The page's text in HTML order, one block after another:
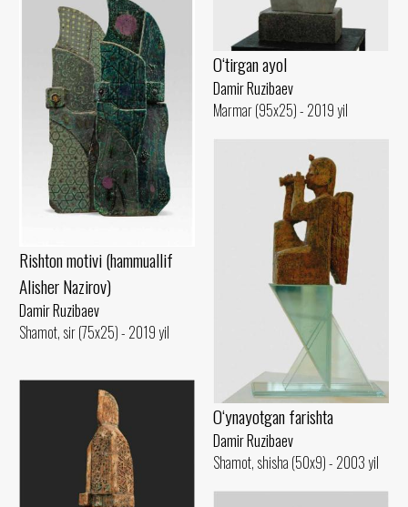
O‘tirgan ayol
Damir Ruzibaev
Marmar (95x25) - 2019 yil
Rishton motivi (hammuallif
Alisher Nazirov)
Damir Ruzibaev
Shamot, sir (75x25) - 2019 yil
O‘ynayotgan farishta
Damir Ruzibaev
Shamot, shisha (50x9) - 2003 yil